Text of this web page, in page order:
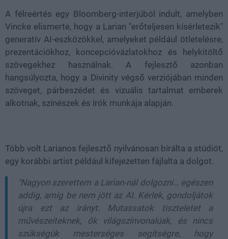
A félreértés egy Bloomberg-interjúból
indult, amelyben
Vincke elismerte, hogy a Larian "erőteljesen kísérletezik"
generatív AI-eszközökkel, amelyeket például ötletelésre,
prezentációkhoz, koncepcióvázlatokhoz és helykitöltő
szövegekhez használnak. A fejlesztő azonban
hangsúlyozta, hogy a Divinity végső verziójában minden
szöveget, párbeszédet és vizuális tartalmat emberek
alkotnak, színészek és írók munkája alapján.
Több volt Larianos fejlesztő nyilvánosan bírálta a stúdiót,
egy korábbi artist például kifejezetten fájlalta a dolgot.
"Nagyon szerettem a Larian-nál dolgozni… egészen
addig, amíg be nem jött az AI. Kérlek, gondoljátok
újra ezt az irányt. Mutassatok tiszteletet a
művészeiteknek, ők világszínvonalúak, és nincs
szükségük mesterséges segítségre, hogy